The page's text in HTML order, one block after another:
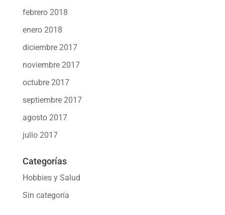
febrero 2018
enero 2018
diciembre 2017
noviembre 2017
octubre 2017
septiembre 2017
agosto 2017
julio 2017
Categorías
Hobbies y Salud
Sin categoría